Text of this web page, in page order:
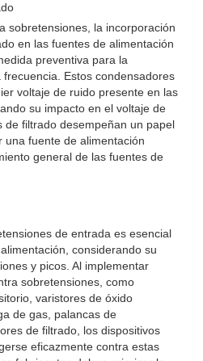
sobretensiones, la incorporación
en las fuentes de alimentación
preventiva para la
Estos condensadores
voltaje de ruido presente en las
su impacto en el voltaje de
de filtrado desempeñan un papel
fuente de alimentación
general de las fuentes de
de entrada es esencial
considerando su
y picos. Al implementar
sobretensiones, como
varistores de óxido
de gas, palancas de
de filtrado, los dispositivos
eficazmente contra estas